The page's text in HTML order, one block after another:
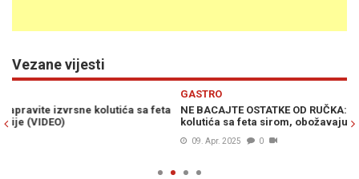
Vezane vijesti
NE BACAJTE OSTATKE OD RUČKA: Na brzinu napravite izvrsne
kolutića sa feta sirom, obožavaju ih sve generacije (VIDEO)